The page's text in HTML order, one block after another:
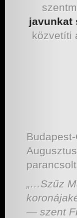
javunkat
közvetíti
„…Szűz
— szent